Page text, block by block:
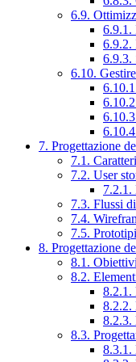
6.9.
6.9.1.
6.9.2.
6.9.3.
6.10.
7. Progettazione
7.1.
7.2. User
7.2.1.
7.3. Flussi
7.4.
7.5.
8. Progettazione
8.1.
8.2.
8.2.1.
8.2.2.
8.2.3.
8.3.
8.3.1.